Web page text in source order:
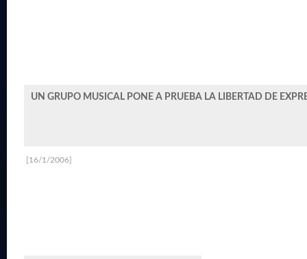
UN GRUPO MUSICAL PONE A PRUEBA LA LIBERTAD DE
[16/1/2006]